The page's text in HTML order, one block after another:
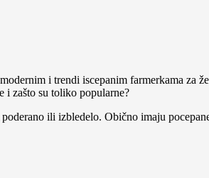
i trendi iscepanim farmerkama za
i zašto su toliko popularne?
ili izbledelo. Obično imaju